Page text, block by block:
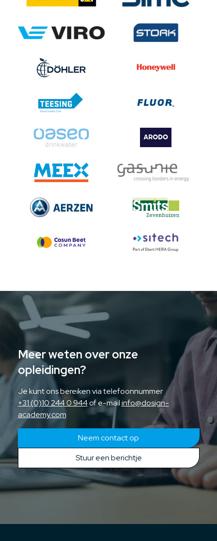
Meer weten over onze
opleidingen?
Je kunt ons bereiken via telefoonnummer
+31 (0)10 244 0 944of e-mailinfo@dosign-
academy.com
Neem contact op
Stuur een berichtje